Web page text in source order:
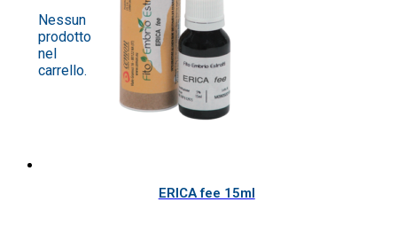
Nessun
prodotto
nel
carrello.
ERICA fee 15ml